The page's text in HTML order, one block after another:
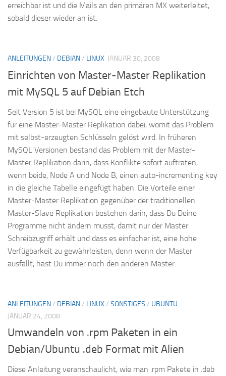
erreichbar ist und die Mails an den primären MX weiterleitet,
sobald dieser wieder an ist.
ANLEITUNGEN/ DEBIAN/ LINUX JANUAR 30, 2008
Einrichten von Master-Master Replikation
mit MySQL 5 auf Debian Etch
Seit Version 5 ist bei MySQL eine eingebaute Unterstützung
für eine Master-Master Replikation dabei, womit das Problem
mit selbst-erzeugten Schlüsseln gelöst wird. In früheren
MySQL Versionen bestand das Problem mit der Master-
Master Replikation darin, dass Konflikte sofort auftraten,
wenn beide, Node A und Node B, einen auto-incrementing key
in die gleiche Tabelle eingefügt haben. Die Vorteile einer
Master-Master Replikation gegenüber der traditionellen
Master-Slave Replikation bestehen darin, dass Du Deine
Programme nicht ändern musst, damit nur der Master
Schreibzugriff erhält und dass es einfacher ist, eine hohe
Verfügbarkeit zu gewährleisten, denn wenn der Master
ausfällt, hast Du immer noch den anderen Master.
ANLEITUNGEN/ DEBIAN/ LINUX/ SONSTIGES / UBUNTU
JANUAR 24, 2008
Umwandeln von .rpm Paketen in ein
Debian/Ubuntu .deb Format mit Alien
Diese Anleitung veranschaulicht, wie man .rpm Pakete in .deb